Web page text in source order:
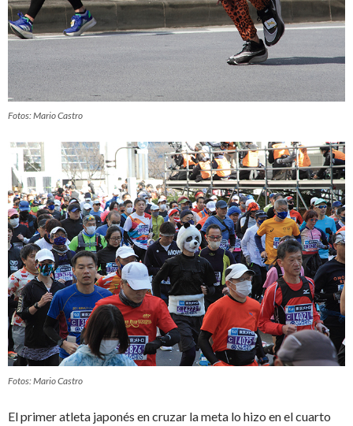
Fotos: Mario Castro
Fotos: Mario Castro
El primer atleta japonés en cruzar la meta lo hizo en el cuarto